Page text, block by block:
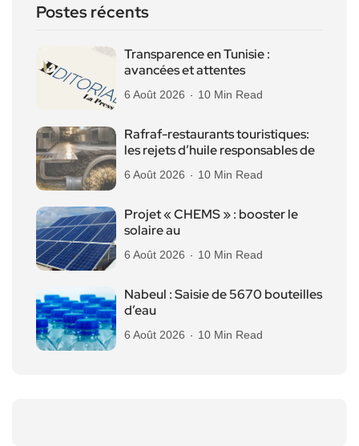
Postes récents
Transparence en Tunisie :
avancées et attentes
6 Août 2026 10 Min Read
Rafraf-restaurants touristiques:
les rejets d’huile responsables de
6 Août 2026 10 Min Read
Projet « CHEMS » : booster le
solaire au
6 Août 2026 10 Min Read
Nabeul : Saisie de 5670 bouteilles
d’eau
6 Août 2026 10 Min Read